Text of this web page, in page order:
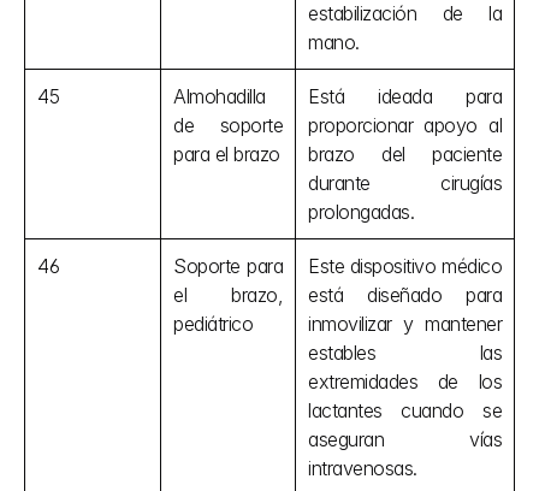
estabilización de la
mano.
45
Almohadilla
de soporte
para el brazo
Está ideada para
proporcionar apoyo al
brazo del paciente
durante cirugías
prolongadas.
46
Soporte para
el brazo,
pediátrico
Este dispositivo médico
está diseñado para
inmovilizar y mantener
estables las
extremidades de los
lactantes cuando se
aseguran vías
intravenosas.